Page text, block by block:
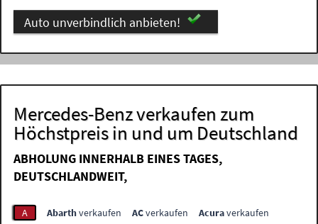
Auto unverbindlich anbieten!
Mercedes-Benz verkaufen zum
Höchstpreis in und um Deutschland
ABHOLUNG INNERHALB EINES TAGES,
DEUTSCHLANDWEIT,
A Abarthverkaufen ACverkaufen Acuraverkaufen